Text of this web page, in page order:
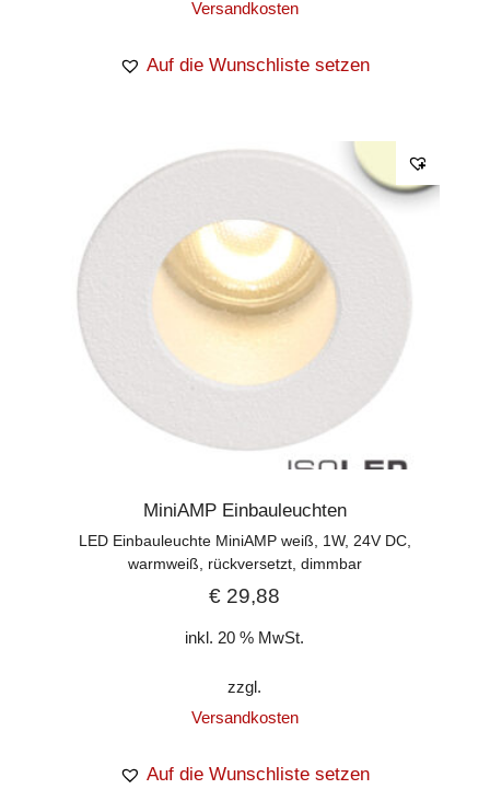
Versandkosten
Auf die Wunschliste setzen
MiniAMP Einbauleuchten
LED Einbauleuchte MiniAMP weiß, 1W, 24V DC,
warmweiß, rückversetzt, dimmbar
€ 29,88
inkl. 20 % MwSt.
zzgl.
Versandkosten
Auf die Wunschliste setzen